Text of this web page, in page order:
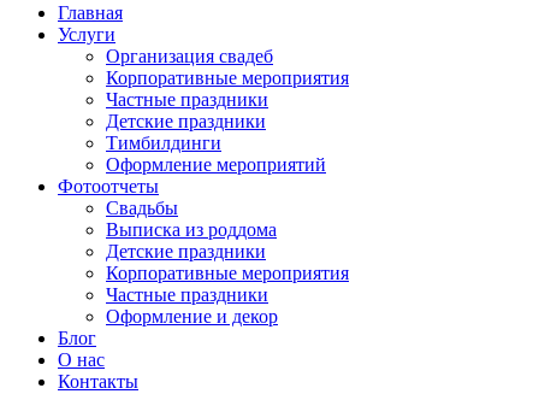
Главная
Услуги
Организация свадеб
Корпоративные мероприятия
Частные праздники
Детские праздники
Тимбилдинги
Оформление мероприятий
Фотоотчеты
Cвадьбы
Выписка из роддома
Детские праздники
Корпоративные мероприятия
Частные праздники
Оформление и декор
Блог
О нас
Контакты